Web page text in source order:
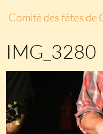
Comité des fêtes de
IMG_3280